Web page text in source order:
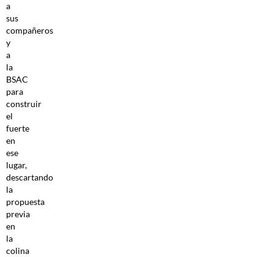
a
sus
compañeros
y
a
la
BSAC
para
construir
el
fuerte
en
ese
lugar,
descartando
la
propuesta
previa
en
la
colina